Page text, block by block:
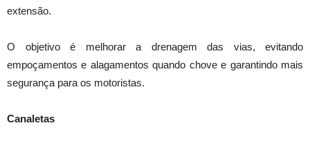
extensão.
O objetivo é melhorar a drenagem das vias, evitando
empoçamentos e alagamentos quando chove e garantindo mais
segurança para os motoristas.
Canaletas